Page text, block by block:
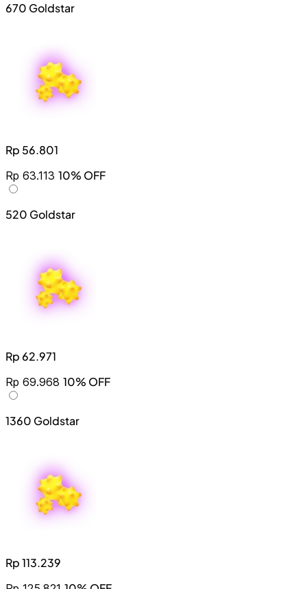
670 Goldstar
Rp 56.801
Rp 63.113 10% OFF
520 Goldstar
Rp 62.971
Rp 69.968 10% OFF
1360 Goldstar
Rp 113.239